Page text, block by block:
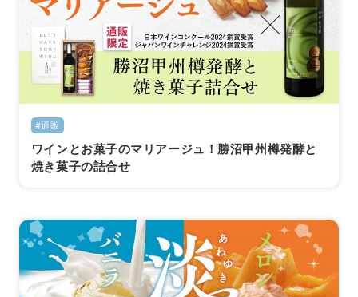
#通販
ワインとお菓子のマリアージュ！勝沼甲州樽発酵と
焼き菓子の詰合せ